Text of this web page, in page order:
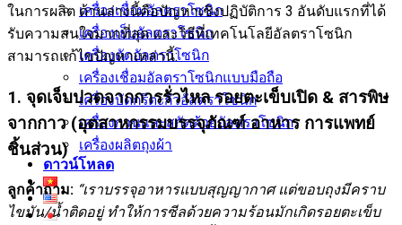
เครื่องเชื่อมอัลตราโซนิก
เครื่องเย็บอัลตราโซนิก
เครื่องตัดอัลตราโซนิก
เครื่องเชื่อมอัลตราโซนิกแบบมือถือ
เครื่องบัดกรีตะกั่วอัลตราโซนิก
เครื่องกวนและสกัดด้วยอัลตราโซนิก
เครื่องผลิตถุงผ้า
ดาวน์โหลด
ในการผลิต ด้านล่างนี้คือปัญหาเชิงปฏิบัติการ 3 อันดับแรกที่ได้
รับความสนใจมากที่สุด และวิธีที่เทคโนโลยีอัลตราโซนิก
สามารถแก้ไขปัญหาเหล่านี้:
1. จุดเจ็บปวดจากการรั่วไหล รอยตะเข็บเปิด & สารพิษ
จากกาว (อุตสาหกรรมบรรจุภัณฑ์ อาหาร การแพทย์
ชิ้นส่วน)
ลูกค้าถาม: “เราบรรจุอาหารแบบสุญญากาศ แต่ขอบถุงมีคราบ
ไขมัน/น้ำติดอยู่ ทำให้การซีลด้วยความร้อนมักเกิดรอยตะเข็บ